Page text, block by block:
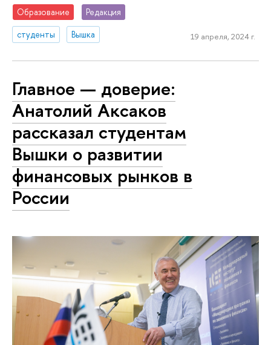
Образование
Редакция
студенты
Вышка 19 апреля, 2024 г.
Главное — доверие:
Анатолий Аксаков
рассказал студентам
Вышки о развитии
финансовых рынков в
России